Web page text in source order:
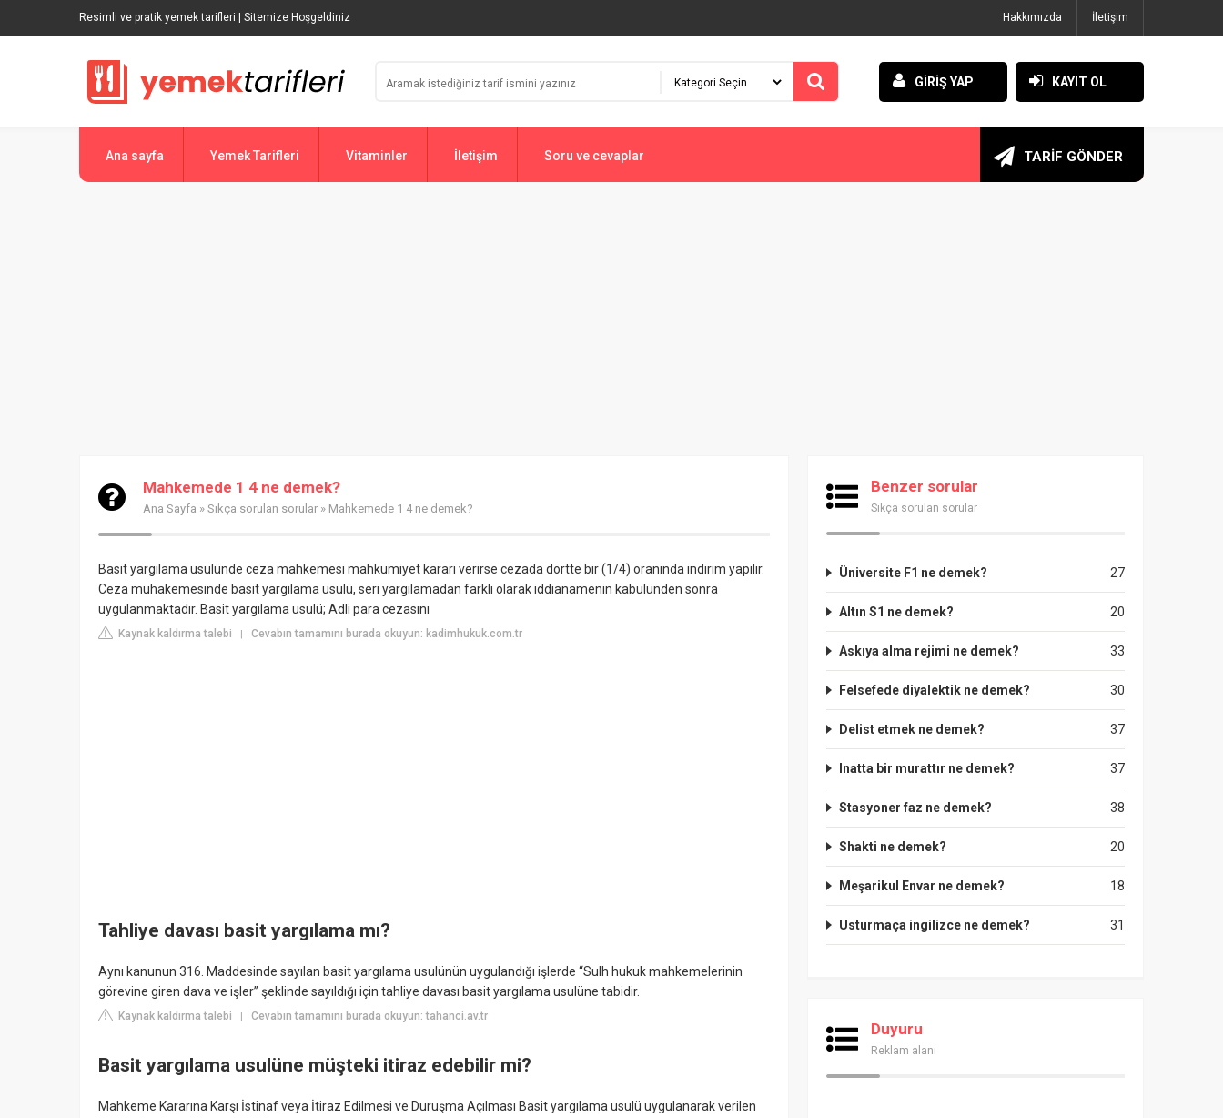
Resimli ve pratik yemek tarifleri | Sitemize Hoşgeldiniz Hakkımızda İletişim
GİRİŞ YAP KAYIT OL
Ana sayfa Yemek Tarifleri Vitaminler İletişim Soru ve cevaplar TARİF GÖNDER
Mahkemede 1 4 ne demek?
Ana Sayfa » Sıkça sorulan sorular » Mahkemede 1 4 ne demek?
Basit yargılama usulünde ceza mahkemesi mahkumiyet kararı verirse cezada dörtte bir (1/4) oranında indirim yapılır.
Ceza muhakemesinde basit yargılama usulü, seri yargılamadan farklı olarak iddianamenin kabulünden sonra
uygulanmaktadır. Basit yargılama usulü; Adli para cezasını
Kaynak kaldırma talebi | Cevabın tamamını burada okuyun: kadimhukuk.com.tr
Tahliye davası basit yargılama mı?
Aynı kanunun 316. Maddesinde sayılan basit yargılama usulünün uygulandığı işlerde “Sulh hukuk mahkemelerinin
görevine giren dava ve işler” şeklinde sayıldığı için tahliye davası basit yargılama usulüne tabidir.
Kaynak kaldırma talebi Cevabın tamamını burada okuyun: tahanci.av.tr
Basit yargılama usulüne müşteki itiraz edebilir mi?
Mahkeme Kararına Karşı İstinaf veya İtiraz Edilmesi ve Duruşma Açılması Basit yargılama usulü uygulanarak verilen
Benzer sorular
Sıkça sorulan sorular
27
Üniversite F1 ne demek?
20
Altın S1 ne demek?
33
Askıya alma rejimi ne demek?
30
Felsefede diyalektik ne demek?
37
Delist etmek ne demek?
37
Inatta bir murattır ne demek?
38
Stasyoner faz ne demek?
20
Shakti ne demek?
18
Meşarikul Envar ne demek?
31
Usturmaça ingilizce ne demek?
Duyuru
Reklam alanı